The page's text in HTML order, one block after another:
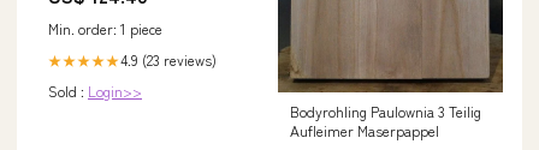
Min. order: 1 piece
★★★★★4.9 (23 reviews)
Sold : Login>>
Bodyrohling Paulownia 3 Teilig
Aufleimer Maserpappel